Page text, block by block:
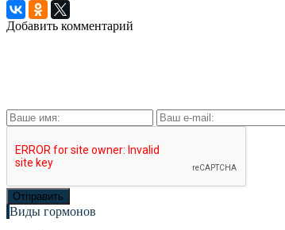
Добавить комментарий
Виды гормонов